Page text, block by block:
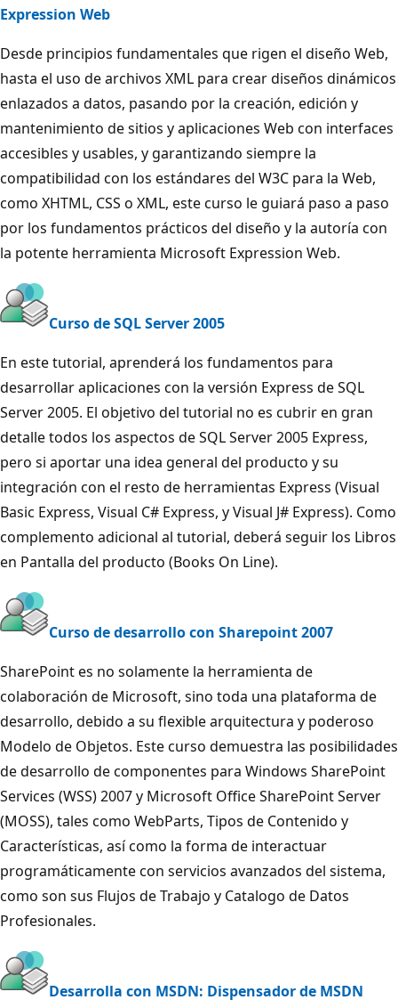
Expression Web
Desde principios fundamentales que rigen el diseño Web,
hasta el uso de archivos XML para crear diseños dinámicos
enlazados a datos, pasando por la creación, edición y
mantenimiento de sitios y aplicaciones Web con interfaces
accesibles y usables, y garantizando siempre la
compatibilidad con los estándares del W3C para la Web,
como XHTML, CSS o XML, este curso le guiará paso a paso
por los fundamentos prácticos del diseño y la autoría con
la potente herramienta Microsoft Expression Web.
Curso de SQL Server 2005
En este tutorial, aprenderá los fundamentos para
desarrollar aplicaciones con la versión Express de SQL
Server 2005. El objetivo del tutorial no es cubrir en gran
detalle todos los aspectos de SQL Server 2005 Express,
pero si aportar una idea general del producto y su
integración con el resto de herramientas Express (Visual
Basic Express, Visual C# Express, y Visual J# Express). Como
complemento adicional al tutorial, deberá seguir los Libros
en Pantalla del producto (Books On Line).
Curso de desarrollo con Sharepoint 2007
SharePoint es no solamente la herramienta de
colaboración de Microsoft, sino toda una plataforma de
desarrollo, debido a su flexible arquitectura y poderoso
Modelo de Objetos. Este curso demuestra las posibilidades
de desarrollo de componentes para Windows SharePoint
Services (WSS) 2007 y Microsoft Office SharePoint Server
(MOSS), tales como WebParts, Tipos de Contenido y
Características, así como la forma de interactuar
programáticamente con servicios avanzados del sistema,
como son sus Flujos de Trabajo y Catalogo de Datos
Profesionales.
Desarrolla con MSDN: Dispensador de MSDN